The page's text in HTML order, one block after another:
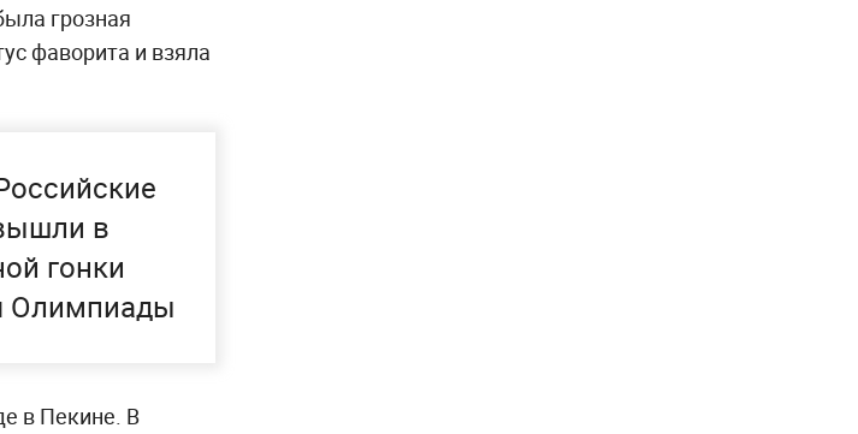
грозная
фаворита и взяла
в
гонки
Олимпиады
в Пекине. В